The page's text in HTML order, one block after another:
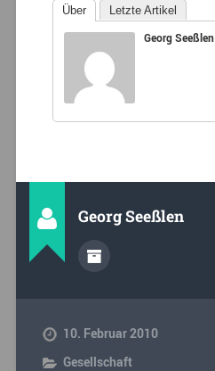
Über Letzte Artikel
Georg Seeßlen
Georg Seeßlen
10. Februar 2010
Gesellschaft